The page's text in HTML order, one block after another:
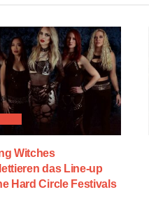
Witches
das Line-up
Hard Circle Festivals